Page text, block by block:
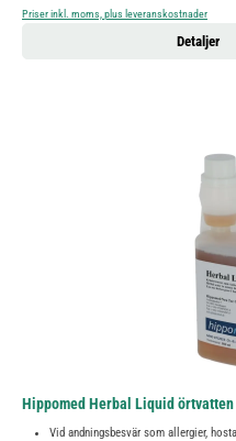
Priser inkl. moms, plus leveranskostnader
Detaljer
Hippomed Herbal Liquid örtvatten
Vid andningsbesvär som allergier,